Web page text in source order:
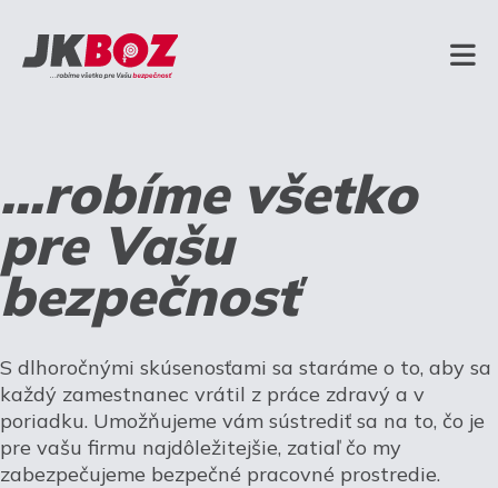
...robíme všetko
pre Vašu
bezpečnosť
S dlhoročnými skúsenosťami sa staráme o to, aby sa
každý zamestnanec vrátil z práce zdravý a v
poriadku. Umožňujeme vám sústrediť sa na to, čo je
pre vašu firmu najdôležitejšie, zatiaľ čo my
zabezpečujeme bezpečné pracovné prostredie.